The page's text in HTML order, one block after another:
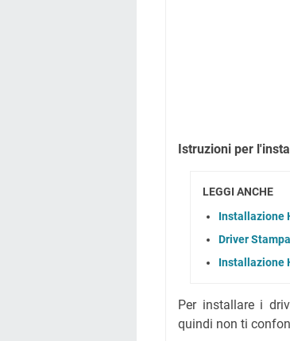
Istruzioni per
LEGGI ANCHE
Installazione
Driver
Installazione
Per installare i
quindi non ti